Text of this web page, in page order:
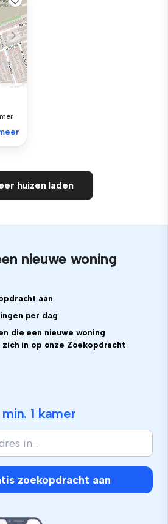
huizen laden
nieuwe woning
aan
per dag
die een nieuwe woning
zich in op onze Zoekopdracht
1 kamer
zoekopdracht aan